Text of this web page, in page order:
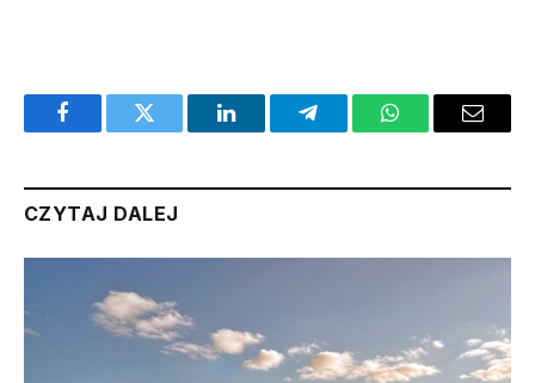
FacebookTwitter LinkedInTelegramWhatsAppEmail
CZYTAJ DALEJ